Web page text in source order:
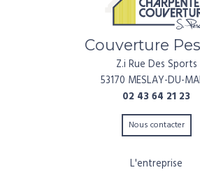
Couverture
Z.i Rue Des Sports
53170 MESLAY-DU-
02 43 64 21 23
Nous contacter
L'entreprise